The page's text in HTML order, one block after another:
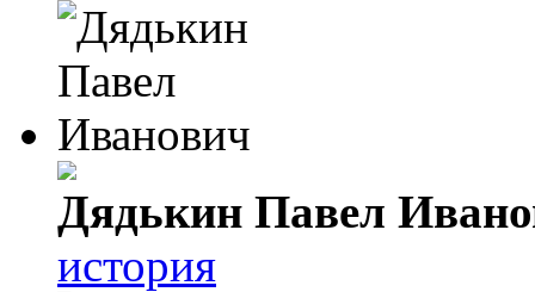
Дядькин Павел
история